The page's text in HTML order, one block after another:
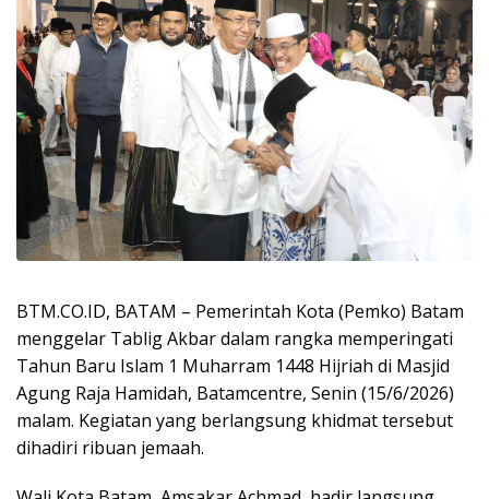
BTM.CO.ID, BATAM – Pemerintah Kota (Pemko) Batam
menggelar Tablig Akbar dalam rangka memperingati
Tahun Baru Islam 1 Muharram 1448 Hijriah di Masjid
Agung Raja Hamidah, Batamcentre, Senin (15/6/2026)
malam. Kegiatan yang berlangsung khidmat tersebut
dihadiri ribuan jemaah.